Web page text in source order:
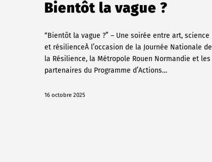
Bientôt la vague ?
“Bientôt la vague ?” – Une soirée entre art, science
et résilienceÀ l’occasion de la Journée Nationale de
la Résilience, la Métropole Rouen Normandie et les
partenaires du Programme d’Actions…
16 octobre 2025